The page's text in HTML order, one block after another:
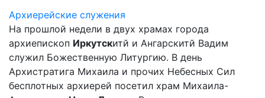
Архиерейские служения
На прошлой недели в двух храмах города
архиепископ Иркутскитй и Ангарскитй Вадим
служил Божественную Литургию. В день
Архистратига Михаила и прочих Небесных Сил
бесплотных архиерей посетил храм Михаила-